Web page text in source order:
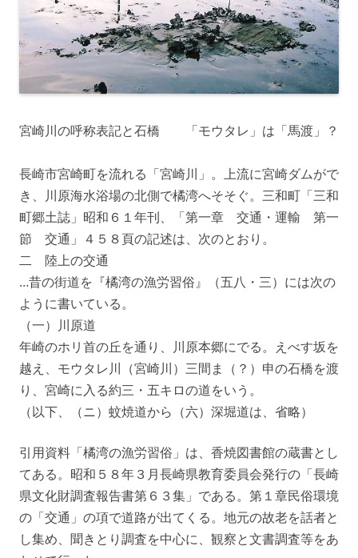
宮崎川の呼称表記と石橋 「モウタレ」は「馬渡」？
長崎市宮崎町を流れる「宮崎川」。上流に宮崎ダムがで
き、川原海水浴場の北側で橘湾へそそぐ。三和町「三和
町郷土誌」昭和６１年刊、「第一章 交通・運輸 第一
節 交通」４５８頁の記述は、次のとおり。
二 陸上の交通
…昔の街道を『橘湾の漁労習俗』（五八・三）には次の
ように書いている。
（一）川原道
年崎のホリ首の丘を通り、川原本郷にでる。えべす坂を
越え、モウタレ川（宮崎川）三間ま（？）申の石橋を渡
り、宮崎に入る約三・五キロの道をいう。
（以下、（ニ）蚊焼道から（六）深堀道は、省略）
引用資料「橘湾の漁労習俗」は、香焼図書館の蔵書とし
てある。昭和５８年３月長崎県教育委員会発行の「長崎
県文化財調査報告書第６３集」である。第１章民俗環境
の「交通」の項で道路が出てくる。地元の故老を話者と
し集め、聞きとり調査を中心に、観察と文書調査等をあ